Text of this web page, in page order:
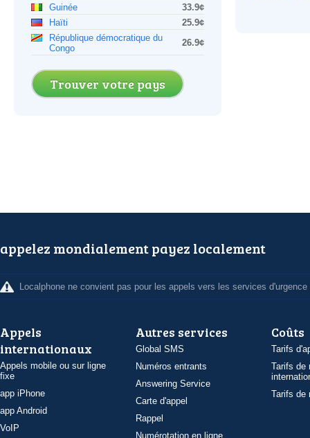
Guinée
33.9¢
Haïti
25.9¢
République démocratique du
Congo
26.9¢
Trouver votre pays
appelez mondialement payez localement
Localphone ne convient pas pour les appels vers les services d'urgence
Appels
internationaux
Appels mobile ou sur ligne
fixe
app iPhone
app Android
VoIP
Autres services
Global SMS
Numéros entrants
Answering Service
Carte d'appel
Rappel
Numérotation en ligne
Coûts
Tarifs
Tarifs de
Tarifs de